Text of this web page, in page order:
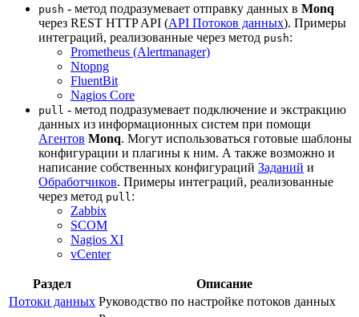
push - метод подразумевает отправку данных в Monq
через REST HTTP API (API Потоков данных). Примеры
интеграций, реализованные через метод push:
Prometheus (Alertmanager)
Ntopng
FluentBit
Nagios Core
pull - метод подразумевает подключение и экстракцию
данных из информационных систем при помощи
Агентов Monq. Могут использоваться готовые шаблоны
конфигурации и плагины к ним. А также возможно и
написание собственных конфигураций Заданий и
Обработчиков. Примеры интеграций, реализованные
через метод pull :
Zabbix
SCOM
Nagios XI
vCenter
Раздел
Описание
Потоки данных Руководство по настройке потоков данных